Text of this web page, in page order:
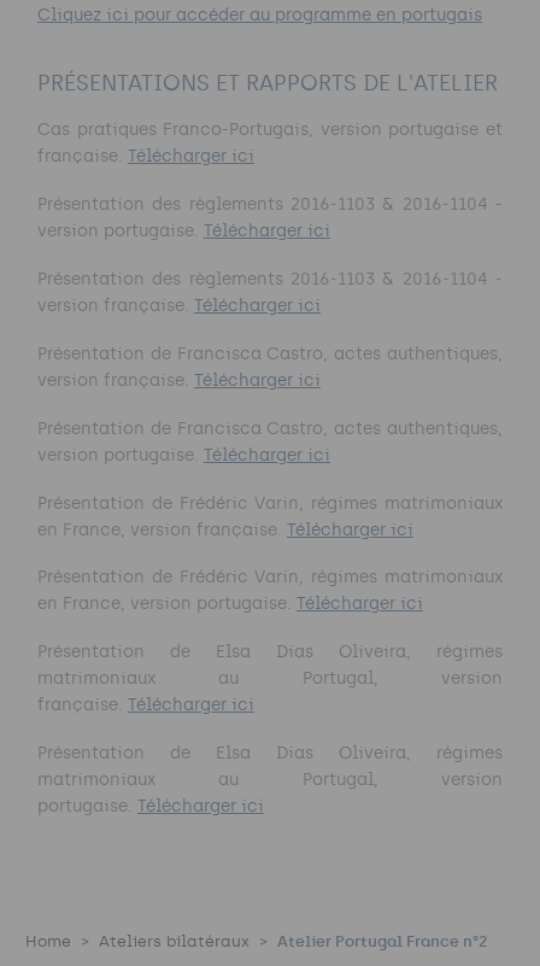
Cliquez ici pour accéder au programme en portugais
PRÉSENTATIONS ET RAPPORTS DE L'ATELIER
Cas pratiques Franco-Portugais, version portugaise et
française. Télécharger ici
Présentation des règlements 2016-1103 & 2016-1104 -
version portugaise. Télécharger ici
Présentation des règlements 2016-1103 & 2016-1104 -
version française. Télécharger ici
Présentation de Francisca Castro, actes authentiques,
version française. Télécharger ici
Présentation de Francisca Castro, actes authentiques,
version portugaise. Télécharger ici
Présentation de Frédéric Varin, régimes matrimoniaux
en France, version française. Télécharger ici
Présentation de Frédéric Varin, régimes matrimoniaux
en France, version portugaise. Télécharger ici
Présentation de Elsa Dias Oliveira, régimes
matrimoniaux au Portugal, version
française. Télécharger ici
Présentation de Elsa Dias Oliveira, régimes
matrimoniaux au Portugal, version
portugaise. Télécharger ici
Home Ateliers bilatéraux Atelier Portugal France n°2